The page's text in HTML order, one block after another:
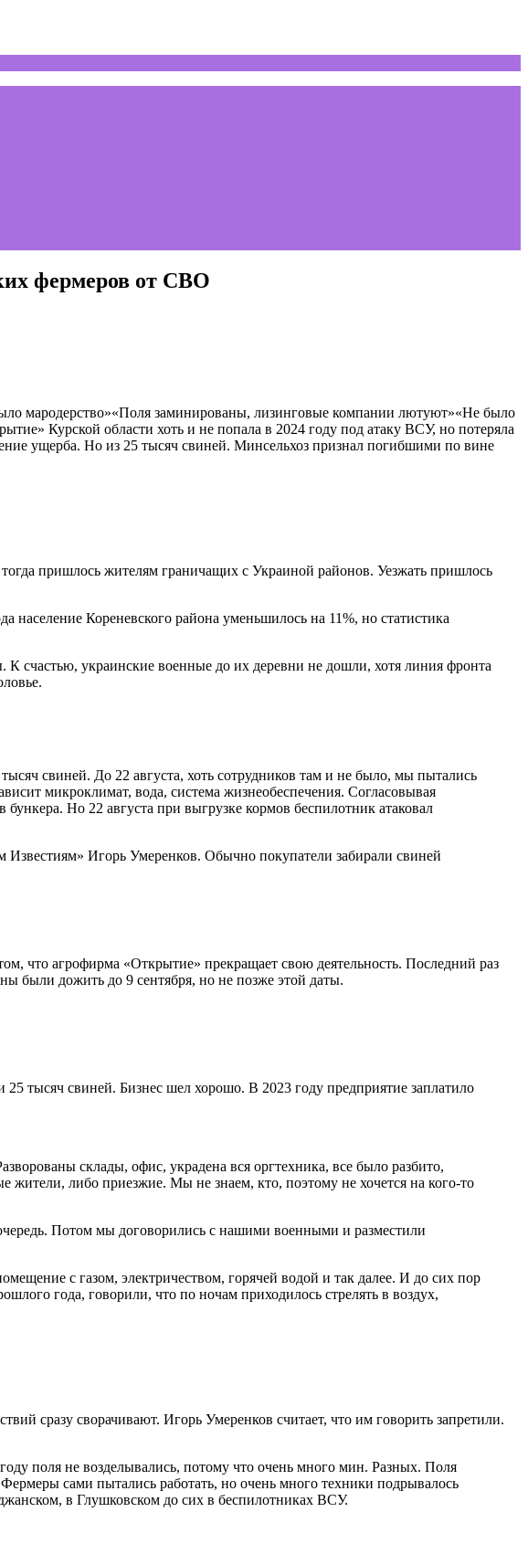
фермеров от СВО
мародерство»«Поля заминированы, лизинговые компании лютуют»«Не было
Курской области хоть и не попала в 2024 году под атаку ВСУ, но потеряла
ущерба. Но из 25 тысяч свиней. Минсельхоз признал погибшими по вине
пришлось жителям граничащих с Украиной районов. Уезжать пришлось
Кореневского района уменьшилось на 11%, но статистика
счастью, украинские военные до их деревни не дошли, хотя линия фронта
свиней. До 22 августа, хоть сотрудников там и не было, мы пытались
микроклимат, вода, система жизнеобеспечения. Согласовывая
Но 22 августа при выгрузке кормов беспилотник атаковал
Игорь Умеренков. Обычно покупатели забирали свиней
что агрофирма «Открытие» прекращает свою деятельность. Последний раз
были дожить до 9 сентября, но не позже этой даты.
тысяч свиней. Бизнес шел хорошо. В 2023 году предприятие заплатило
склады, офис, украдена вся оргтехника, все было разбито,
либо приезжие. Мы не знаем, кто, поэтому не хочется на кого-то
Потом мы договорились с нашими военными и разместили
с газом, электричеством, горячей водой и так далее. И до сих пор
года, говорили, что по ночам приходилось стрелять в воздух,
сразу сворачивают. Игорь Умеренков считает, что им говорить запретили.
поля не возделывались, потому что очень много мин. Разных. Поля
сами пытались работать, но очень много техники подрывалось
в Глушковском до сих в беспилотниках ВСУ.